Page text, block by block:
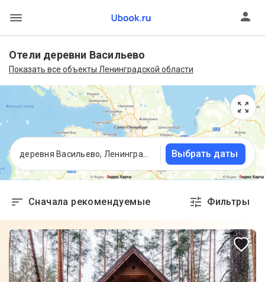
Отели деревни Васильево
Показать все объекты Ленинградской области
Выбрать даты
Сначала рекомендуемые Фильтры